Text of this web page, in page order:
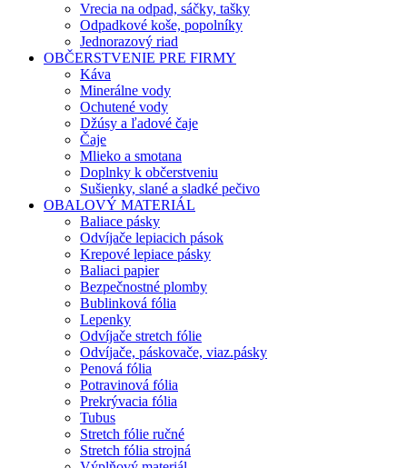
Vrecia na odpad, sáčky, tašky
Odpadkové koše, popolníky
Jednorazový riad
OBČERSTVENIE PRE FIRMY
Káva
Minerálne vody
Ochutené vody
Džúsy a ľadové čaje
Čaje
Mlieko a smotana
Doplnky k občerstveniu
Sušienky, slané a sladké pečivo
OBALOVÝ MATERIÁL
Baliace pásky
Odvíjače lepiacich pások
Krepové lepiace pásky
Baliaci papier
Bezpečnostné plomby
Bublinková fólia
Lepenky
Odvíjače stretch fólie
Odvíjače, páskovače, viaz.pásky
Penová fólia
Potravinová fólia
Prekrývacia fólia
Tubus
Stretch fólie ručné
Stretch fólia strojná